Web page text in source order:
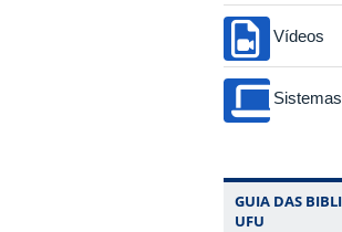
Vídeos
Sistemas
GUIA DAS
UFU